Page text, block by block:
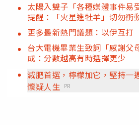
太陽入雙子「各種媒體事件
提醒：「火星進牡羊」切勿衝
更多最新熱門議題：以伊互打
台大電機畢業生致詞「感謝
成：分數越高有時選擇更少
減肥首選，檸檬加它，堅持一
懷疑人生 PR